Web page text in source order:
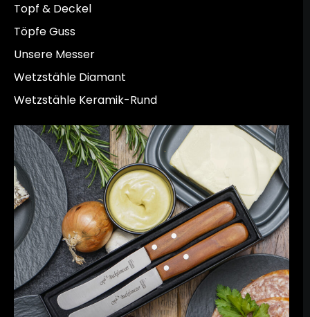
Topf & Deckel
Töpfe Guss
Unsere Messer
Wetzstähle Diamant
Wetzstähle Keramik-Rund